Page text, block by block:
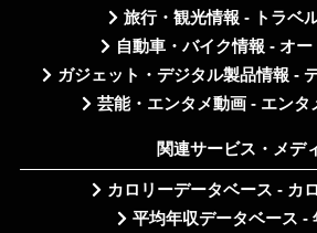
旅行・観光情報 - トラベ
自動車・バイク情報 - オ
ガジェット・デジタル製品情報 -
芸能・エンタメ動画 - エンタ
関連サービス・メデ
カロリーデータベース - カ
平均年収データベース -